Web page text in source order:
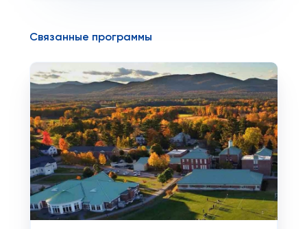
Связанные программы